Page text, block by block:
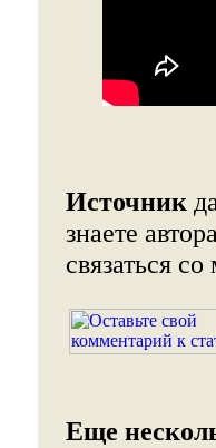
Источник
знаете
связаться
Еще